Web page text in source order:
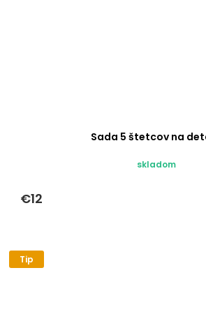
Sada 5 štetcov na
skladom
€12
Tip